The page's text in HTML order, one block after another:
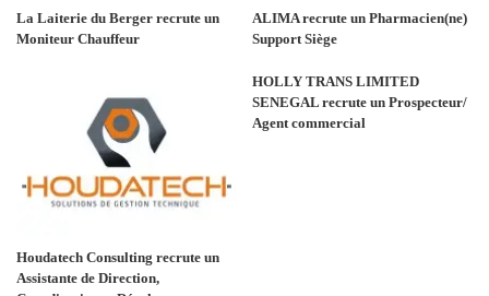
La Laiterie du Berger recrute un
Moniteur Chauffeur
ALIMA recrute un Pharmacien(ne)
Support Siège
Houdatech Consulting recrute un
Assistante de Direction,
HOLLY TRANS LIMITED
SENEGAL recrute un Prospecteur/
Agent commercial